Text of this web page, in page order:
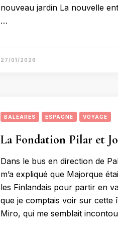
nouveau jardin La nouvelle
…
27/01/2026
BALÉARES ESPAGNE VOYAGE
La Fondation Pilar et
Dans le bus en direction de
m’a expliqué que Majorque
les Finlandais pour partir en
que je comptais voir sur cette
Miro, qui me semblait